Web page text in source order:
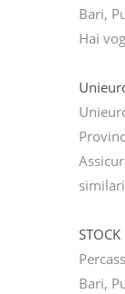
Bari,
Hai
Bari,